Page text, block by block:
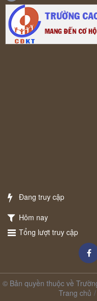
Đang truy cập
Hôm nay
Tổng lượt truy cập
© Bản quyền thuộc về
Trang chủ